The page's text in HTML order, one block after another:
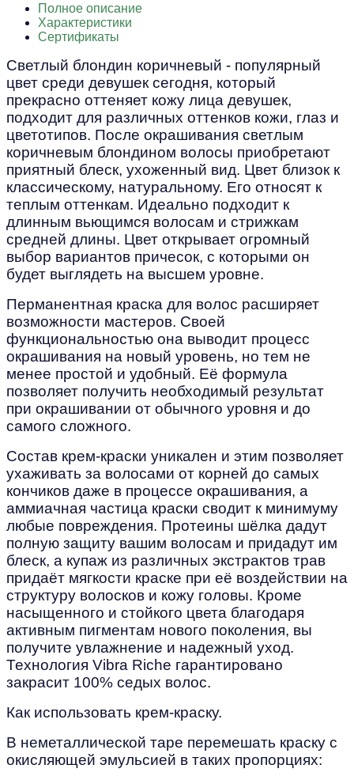
Полное описание
Характеристики
Сертификаты
Светлый блондин коричневый - популярный
цвет среди девушек сегодня, который
прекрасно оттеняет кожу лица девушек,
подходит для различных оттенков кожи, глаз и
цветотипов. После окрашивания светлым
коричневым блондином волосы приобретают
приятный блеск, ухоженный вид. Цвет близок к
классическому, натуральному. Его относят к
теплым оттенкам. Идеально подходит к
длинным вьющимся волосам и стрижкам
средней длины. Цвет открывает огромный
выбор вариантов причесок, с которыми он
будет выглядеть на высшем уровне.
Перманентная краска для волос расширяет
возможности мастеров. Своей
функциональностью она выводит процесс
окрашивания на новый уровень, но тем не
менее простой и удобный. Её формула
позволяет получить необходимый результат
при окрашивании от обычного уровня и до
самого сложного.
Состав крем-краски уникален и этим позволяет
ухаживать за волосами от корней до самых
кончиков даже в процессе окрашивания, а
аммиачная частица краски сводит к минимуму
любые повреждения. Протеины шёлка дадут
полную защиту вашим волосам и придадут им
блеск, а купаж из различных экстрактов трав
придаёт мягкости краске при её воздействии на
структуру волосков и кожу головы. Кроме
насыщенного и стойкого цвета благодаря
активным пигментам нового поколения, вы
получите увлажнение и надежный уход.
Технология Vibra Riche гарантировано
закрасит 100% седых волос.
Как использовать крем-краску.
В неметаллической таре перемешать краску с
окисляющей эмульсией в таких пропорциях: